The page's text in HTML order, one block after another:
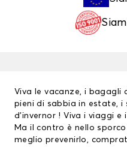
Viva le vacanze, i bagagli
pieni di sabbia in estate, i
d’invernor ! Viva i viaggi e
Ma il contro è nello
meglio prevenirlo,